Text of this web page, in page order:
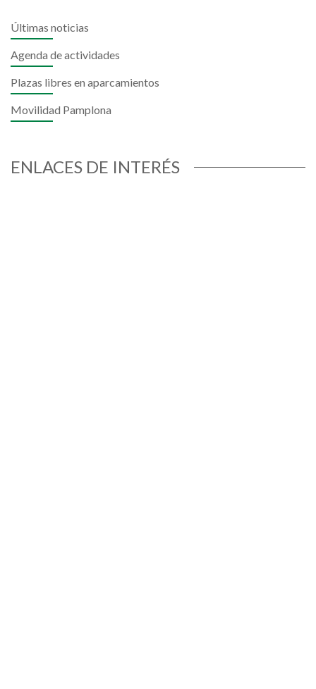
Últimas noticias
Agenda de actividades
Plazas libres en aparcamientos
Movilidad Pamplona
ENLACES DE INTERÉS